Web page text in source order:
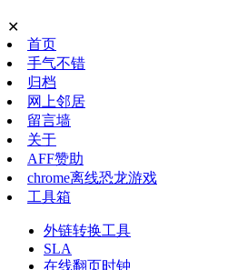
✕
首页
手气不错
归档
网上邻居
留言墙
关于
AFF赞助
chrome离线恐龙游戏
工具箱
外链转换工具
SLA
在线翻页时钟